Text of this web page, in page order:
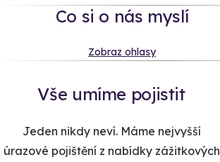
Co si o nás myslí
Zobraz ohlasy
Vše umíme pojistit
Jeden nikdy neví. Máme nejvyšší
úrazové pojištění z nabídky zážitkových